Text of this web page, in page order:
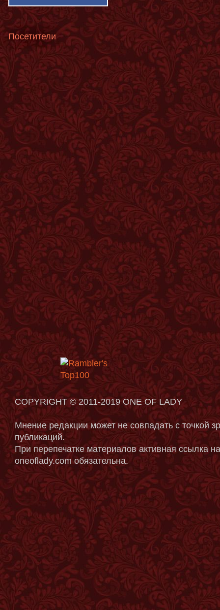
Посетители
COPYRIGHT © 2011-2019 ONE OF LADY
Мнение редакции может не совпадать с точкой
публикаций.
При перепечатке материалов активная ссылка
oneoflady.com обязательна.